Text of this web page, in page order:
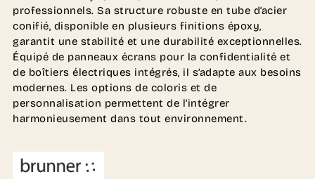
professionnels. Sa structure robuste en tube d’acier
conifié, disponible en plusieurs finitions époxy,
garantit une stabilité et une durabilité exceptionnelles.
Équipé de panneaux écrans pour la confidentialité et
de boîtiers électriques intégrés, il s’adapte aux besoins
modernes. Les options de coloris et de
personnalisation permettent de l’intégrer
harmonieusement dans tout environnement.